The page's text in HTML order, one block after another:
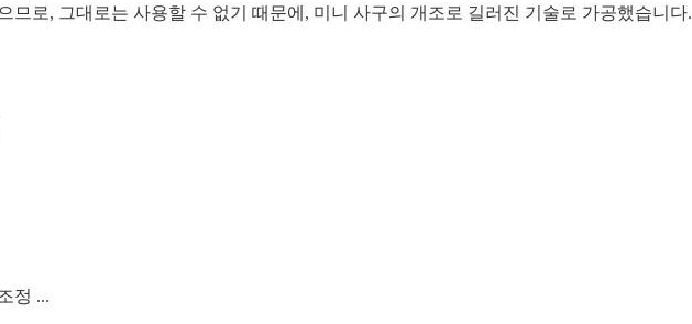
므로, 그대로는 사용할 수 없기 때문에, 미니 사구의 개조로 길러진 기술로 가공했습니다.
정 ...